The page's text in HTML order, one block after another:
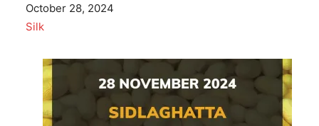
Date
October 28, 2024
In relation to
Silk